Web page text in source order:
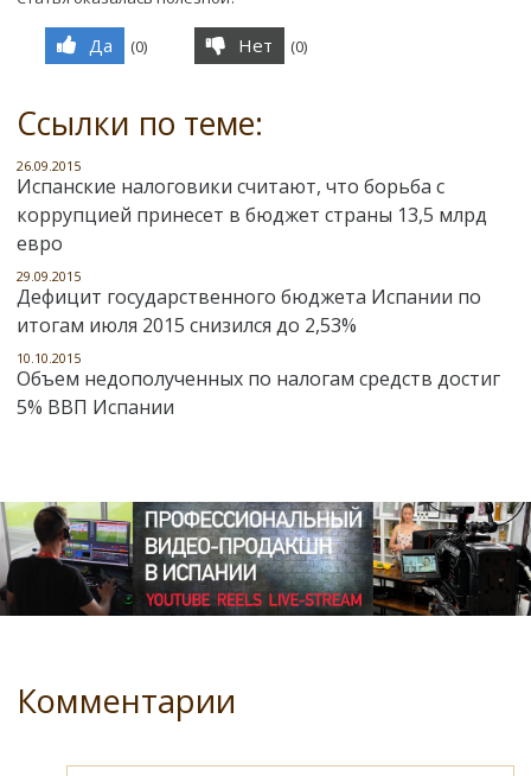
Да (0) Нет (0)
Ссылки по теме:
26.09.2015
Испанские налоговики считают, что борьба с
коррупцией принесет в бюджет страны 13,5 млрд
евро
29.09.2015
Дефицит государственного бюджета Испании по
итогам июля 2015 снизился до 2,53%
10.10.2015
Объем недополученных по налогам средств достиг
5% ВВП Испании
Комментарии